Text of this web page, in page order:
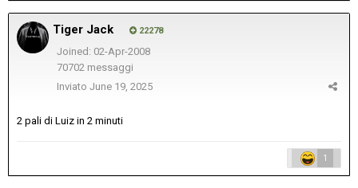
Tiger Jack 22278
Joined: 02-Apr-2008
70702 messaggi
Inviato June 19, 2025
2 pali di Luiz in 2 minuti
1